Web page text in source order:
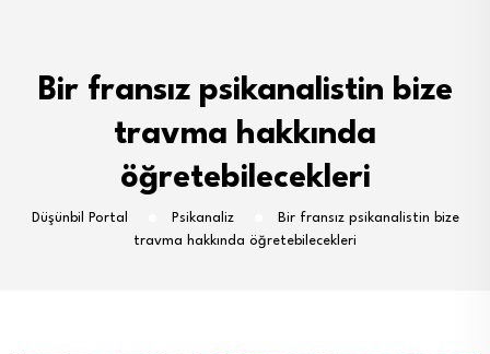
Bir fransız psikanalistin bize
travma hakkında
öğretebilecekleri
Düşünbil Portal Psikanaliz
Bir fransız psikanalistin bize
travma hakkında öğretebilecekleri